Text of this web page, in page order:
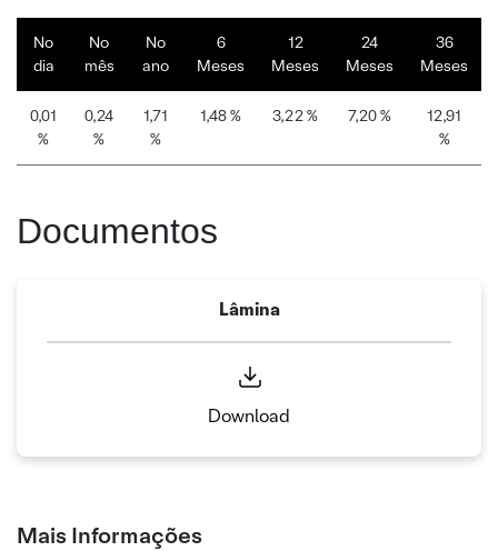
No
dia
No
mês
No
ano
6
Meses
12
Meses
24
Meses
36
Meses
0,01
%
0,24
%
1,71
%
1,48 % 3,22 % 7,20 %
12,91
%
Documentos
Lâmina
Download
Mais Informações